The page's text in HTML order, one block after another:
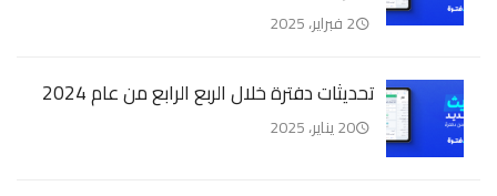
2 فبراير، 2025
تحديثات دفترة خلال الربع الرابع من عام 2024
20 يناير، 2025